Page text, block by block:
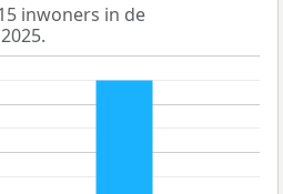
inwoners in de